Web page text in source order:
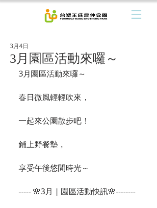
3月園區活動來囉～
3月4日
3月園區活動來囉～
春日微風輕輕吹來，
一起來公園散步吧！
鋪上野餐墊，
享受午後悠閒時光～
----- 🌸3月｜園區活動快訊🌸--------